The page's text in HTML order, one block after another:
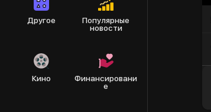
Другое
Популярные
новости
Кино
Финансировани
е